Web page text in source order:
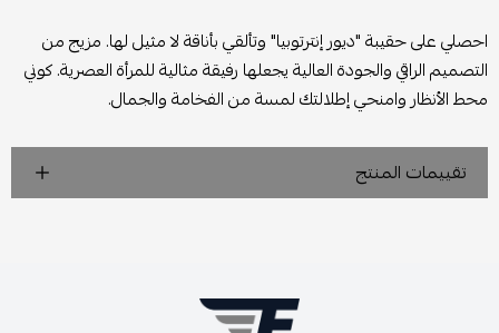
احصلي على حقيبة "ديور إنترتوبيا" وتألقي بأناقة لا مثيل لها. مزيج من
التصميم الراقي والجودة العالية يجعلها رفيقة مثالية للمرأة العصرية. كوني
محط الأنظار وامنحي إطلالتك لمسة من الفخامة والجمال.
تقييمات المنتج